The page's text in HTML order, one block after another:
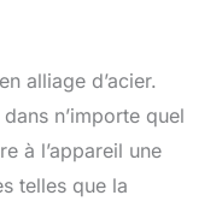
électriques.
alliage d’acier.
n’importe quel
à l’appareil une
telles que la